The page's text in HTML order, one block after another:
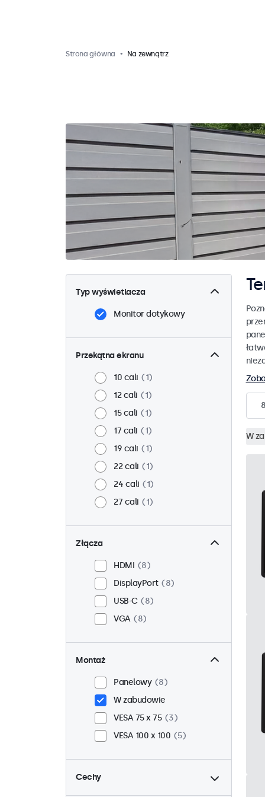
Strona główna Na zewnątrz
Typ wyświetlacza
Monitor dotykowy
Przekątna ekranu
10 cali
1
12 cali
1
15 cali
1
17 cali
1
19 cali
1
22 cali
1
24 cali
1
27 cali
1
Złącza
HDMI
8
DisplayPort
8
USB-C
8
VGA
8
Montaż
Panelowy
8
W zabudowie
VESA 75 x 75
3
VESA 100 x 100
5
Cechy
4:3 / 5:4
0
8
W